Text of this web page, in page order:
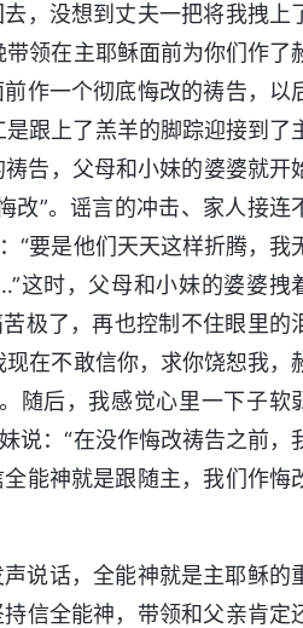
，没想到丈夫一把将我拽上
领在主耶稣面前为你们作了
作一个彻底悔改的祷告，以
跟上了羔羊的脚踪迎接到了
告，父母和小妹的婆婆就开
改”。谣言的冲击、家人接连
“要是他们天天这样折腾，我
这时，父母和小妹的婆婆拽
极了，再也控制不住眼里的
在不敢信你，求你饶恕我，
随后，我感觉心里一下子软
说：“在没作悔改祷告之前，
能神就是跟随主，我们作悔
说话，全能神就是主耶稣的
信全能神，带领和父亲肯定